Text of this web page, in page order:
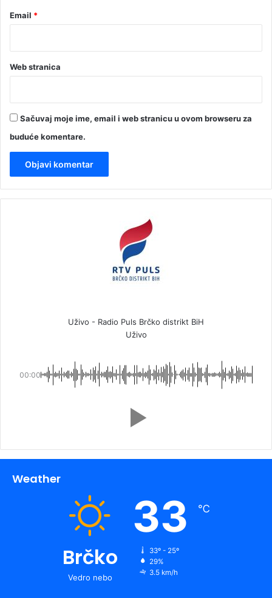
Email *
Web stranica
Sačuvaj moje ime, email i web stranicu u ovom browseru za
buduće komentare.
Uživo - Radio Puls Brčko distrikt BiH
Uživo
00:00
Weather
Brčko
Vedro nebo
33 ℃
33º - 25º
29%
3.5 km/h